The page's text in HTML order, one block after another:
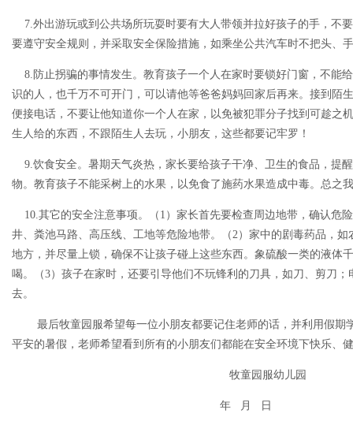
7.外出游玩或到公共场所玩耍时要有大人带领并拉好孩子的手，不
要遵守安全规则，并采取安全保险措施，如乘坐公共汽车时不把头、
8.防止拐骗的事情发生。教育孩子一个人在家时要锁好门窗，不能
识的人，也千万不可开门，可以请他等爸爸妈妈回家后再来。接到陌
便接电话，不要让他知道你一个人在家，以免被犯罪分子找到可趁之
生人给的东西，不跟陌生人去玩，小朋友，这些都要记牢罗！
9.饮食安全。暑期天气炎热，家长要给孩子干净、卫生的食品，提
物。教育孩子不能采树上的水果，以免食了施药水果造成中毒。总之
10.其它的安全注意事项。（1）家长首先要检查周边地带，确认危
井、粪池马路、高压线、工地等危险地带。（2）家中的剧毒药品，
地方，并尽量上锁，确保不让孩子碰上这些东西。象硫酸一类的液体
喝。（3）孩子在家时，还要引导他们不玩锋利的刀具，如刀、剪刀
去。
最后牧童园服希望每一位小朋友都要记住老师的话，并利用假期
平安的暑假，老师希望看到所有的小朋友们都能在安全环境下快乐、
牧童园服幼儿园
年 月 日